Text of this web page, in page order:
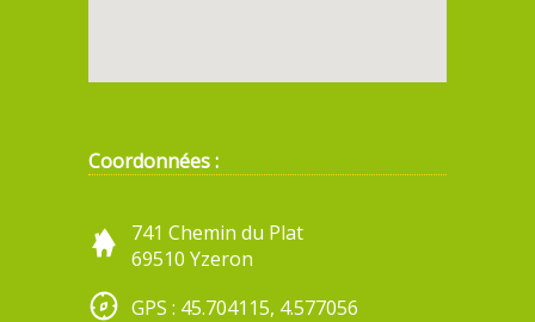
Coordonnées :
741 Chemin du Plat
69510 Yzeron
GPS : 45.704115, 4.577056